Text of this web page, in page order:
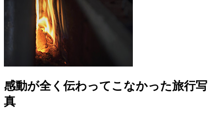
感動が全く伝わってこなかった旅行写
真